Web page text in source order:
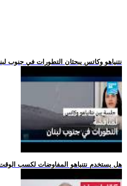
.. نتنياهو وكاتس يبحثان التطورات في جنوب
.. هل يستخدم نتنياهو المفاوضات لكسب الوقت